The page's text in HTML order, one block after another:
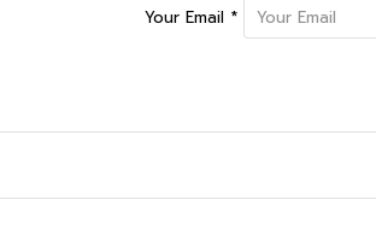
Your Email *